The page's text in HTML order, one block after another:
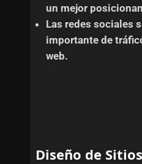
un mejor
Las redes sociales
importante de
web.
Diseño de